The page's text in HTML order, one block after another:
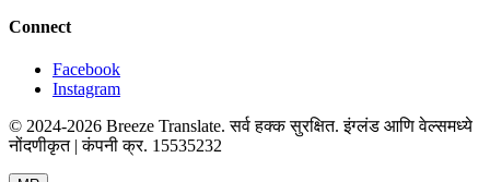
Connect
Facebook
Instagram
© 2024-2026 Breeze Translate. सर्व हक्क सुरक्षित. इंग्लंड आणि वेल्समध्ये
नोंदणीकृत | कंपनी क्र. 15535232